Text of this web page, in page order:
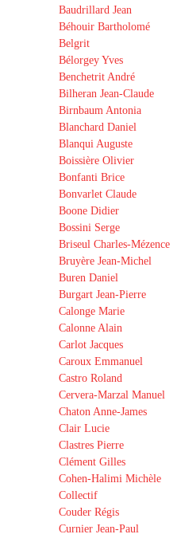
Baudrillard Jean
Béhouir Bartholomé
Belgrit
Bélorgey Yves
Benchetrit André
Bilheran Jean-Claude
Birnbaum Antonia
Blanchard Daniel
Blanqui Auguste
Boissière Olivier
Bonfanti Brice
Bonvarlet Claude
Boone Didier
Bossini Serge
Briseul Charles-Mézence
Bruyère Jean-Michel
Buren Daniel
Burgart Jean-Pierre
Calonge Marie
Calonne Alain
Carlot Jacques
Caroux Emmanuel
Castro Roland
Cervera-Marzal Manuel
Chaton Anne-James
Clair Lucie
Clastres Pierre
Clément Gilles
Cohen-Halimi Michèle
Collectif
Couder Régis
Curnier Jean-Paul